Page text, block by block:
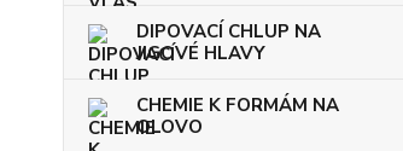
DIPOVACÍ CHLUP NA
JIGOVÉ HLAVY
CHEMIE K FORMÁM NA
OLOVO